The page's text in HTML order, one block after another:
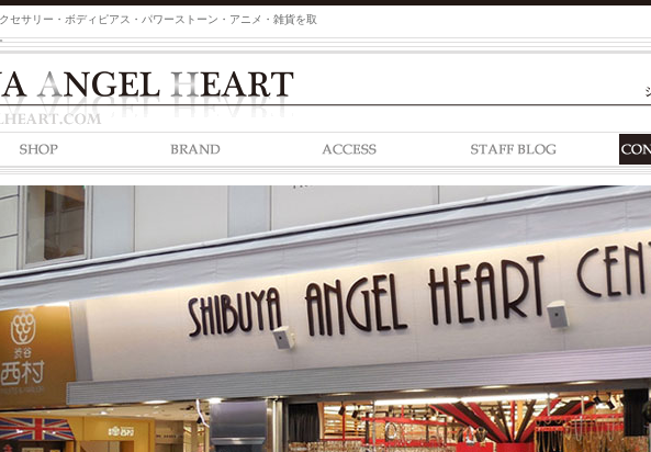
セサリー・ボディピアス・パワーストーン・アニメ・雑貨を取